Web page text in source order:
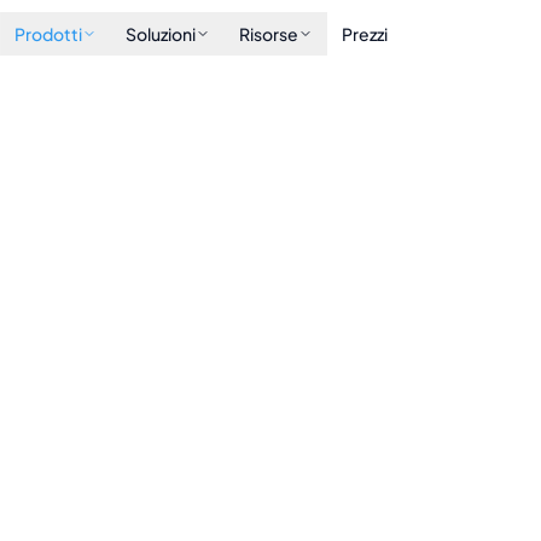
Prodotti Soluzioni Risorse Prezzi